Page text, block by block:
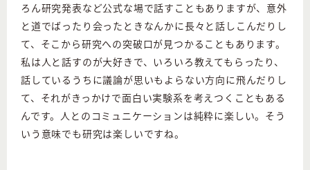
ろん研究発表など公式な場で話すこともありますが、意外
と道でばったり会ったときなんかに長々と話しこんだりし
て、そこから研究への突破口が見つかることもあります。
私は人と話すのが大好きで、いろいろ教えてもらったり、
話しているうちに議論が思いもよらない方向に飛んだりし
て、それがきっかけで面白い実験系を考えつくこともある
んです。人とのコミュニケーションは純粋に楽しい。そう
いう意味でも研究は楽しいですね。